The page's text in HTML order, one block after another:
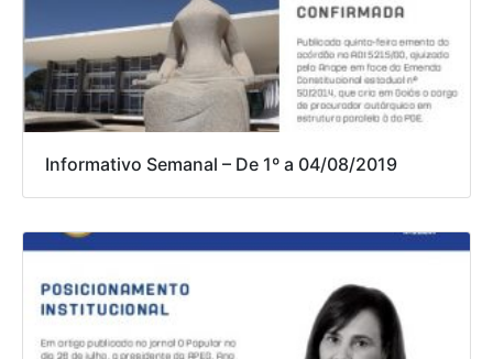
Informativo Semanal – De 1º a 04/08/2019